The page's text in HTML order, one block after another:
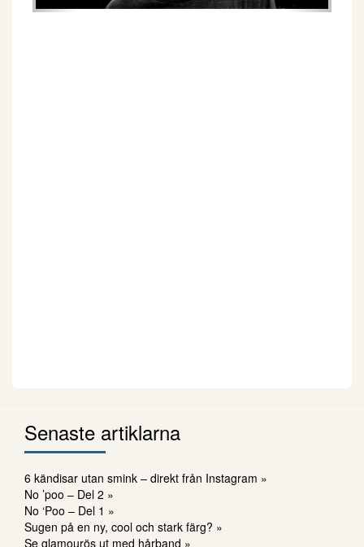
Senaste artiklarna
6 kändisar utan smink – direkt från Instagram »
No ’poo – Del 2 »
No ‘Poo – Del 1 »
Sugen på en ny, cool och stark färg? »
Se glamourös ut med hårband »